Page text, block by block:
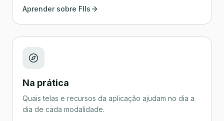
Aprender sobre FIIs
Na prática
Quais telas e recursos da aplicação ajudam no dia a
dia de cada modalidade.